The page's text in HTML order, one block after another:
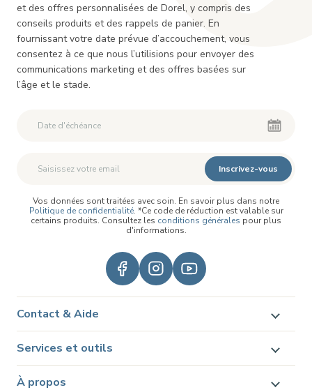
et des offres personnalisées de Dorel, y compris des
conseils produits et des rappels de panier. En
fournissant votre date prévue d’accouchement, vous
consentez à ce que nous l’utilisions pour envoyer des
communications marketing et des offres basées sur
l’âge et le stade.
Inscrivez-vous
Vos données sont traitées avec soin. En savoir plus dans notre
Politique de confidentialité. *Ce code de réduction est valable sur
certains produits. Consultez les conditions générales pour plus
d'informations.
Contact & Aide
Services et outils
À propos